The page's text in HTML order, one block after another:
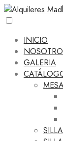
INICIO
GALERIA